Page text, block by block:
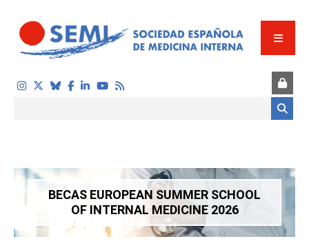
BECAS EUROPEAN SUMMER SCHOOL
OF INTERNAL MEDICINE 2026